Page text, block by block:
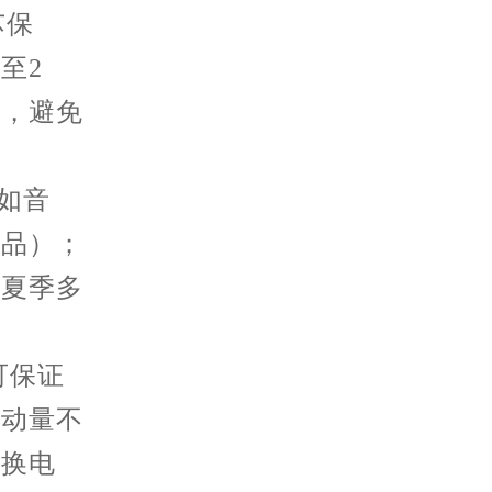
2
避免
音
）；
季多
保证
量不
电